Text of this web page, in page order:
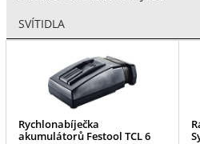
SVÍTIDLA
Rychlonabíječka
akumulátorů Festool TCL 6